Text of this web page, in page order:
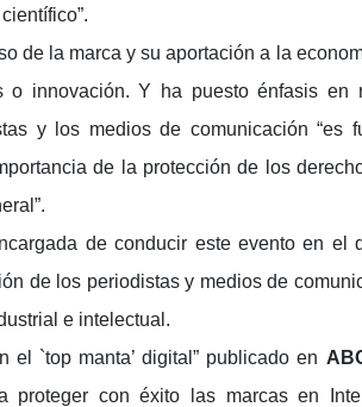
de la marca y su aportación a la
o innovación. Y ha puesto énfasis en
y los medios de comunicación “es
de la protección de los
de conducir este evento en el
de los periodistas y medios de
e intelectual.
`top manta’ digital” publicado en
proteger con éxito las marcas en